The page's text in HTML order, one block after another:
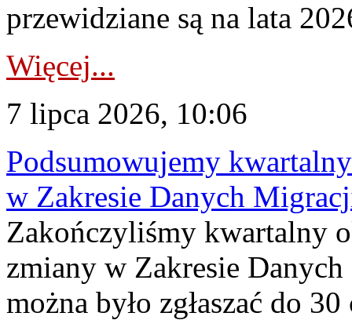
przewidziane są na lata
Więcej...
7 lipca 2026, 10:06
Podsumowujemy
w Zakresie Danych
Zakończyliśmy kwartalny
zmiany w Zakresie
można było zgłaszać do